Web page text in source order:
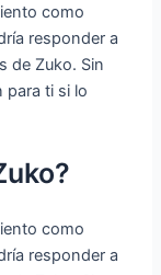
como
responder a
de Zuko. Sin
para ti si lo
como
responder a